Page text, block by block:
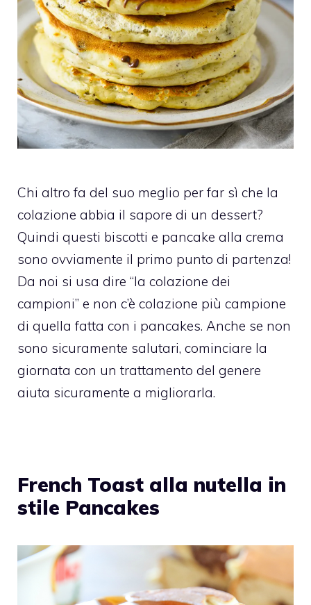
Chi altro fa del suo meglio per far sì che la
colazione abbia il sapore di un dessert?
Quindi questi biscotti e pancake alla crema
sono ovviamente il primo punto di partenza!
Da noi si usa dire “la colazione dei
campioni” e non c’è colazione più campione
di quella fatta con i pancakes. Anche se non
sono sicuramente salutari, cominciare la
giornata con un trattamento del genere
aiuta sicuramente a migliorarla.
French Toast alla nutella in
stile Pancakes